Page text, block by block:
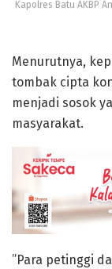
Kapolres Batu AKBP
Menurutnya,
tombak cipta
menjadi sosok
masyarakat.
”Para petinggi